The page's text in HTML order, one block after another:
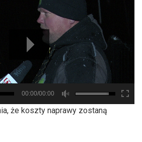
hd2880
hd2160
hd2160
hd1440
highres
hd1080
medium
00:00/00:00
że koszty naprawy zostaną